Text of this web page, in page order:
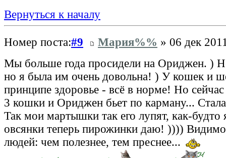
Вернуться к началу
Номер поста:#9 Мария%% » 06 дек
Мы больше года просидели на Ориджен. )
но я была им очень довольна! ) У кошек и
принципе здоровье - всё в норме! Но
3 кошки и Ориджен бьет по карману...
Так мои мартышки так его лупят, как-будто
овсянки теперь пирожинки даю! ))))
людей: чем полезнее, тем преснее...